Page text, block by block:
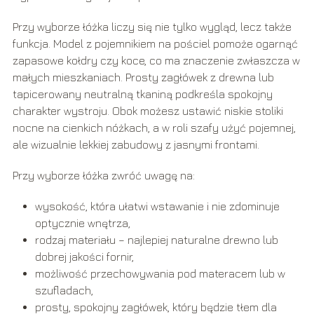
Przy wyborze łóżka liczy się nie tylko wygląd, lecz także
funkcja. Model z pojemnikiem na pościel pomoże ogarnąć
zapasowe kołdry czy koce, co ma znaczenie zwłaszcza w
małych mieszkaniach. Prosty zagłówek z drewna lub
tapicerowany neutralną tkaniną podkreśla spokojny
charakter wystroju. Obok możesz ustawić niskie stoliki
nocne na cienkich nóżkach, a w roli szafy użyć pojemnej,
ale wizualnie lekkiej zabudowy z jasnymi frontami.
Przy wyborze łóżka zwróć uwagę na:
wysokość, która ułatwi wstawanie i nie zdominuje
optycznie wnętrza,
rodzaj materiału – najlepiej naturalne drewno lub
dobrej jakości fornir,
możliwość przechowywania pod materacem lub w
szufladach,
prosty, spokojny zagłówek, który będzie tłem dla